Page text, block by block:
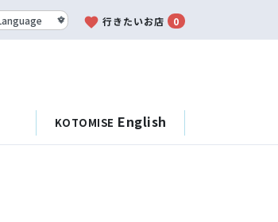
favorite 行きたいお店 0
KOTOMISE English